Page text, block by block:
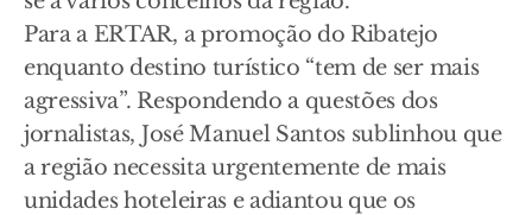
Para a ERTAR, a promoção do Ribatejo
enquanto destino turístico “tem de ser mais
agressiva”. Respondendo a questões dos
jornalistas, José Manuel Santos sublinhou que
a região necessita urgentemente de mais
unidades hoteleiras e adiantou que os